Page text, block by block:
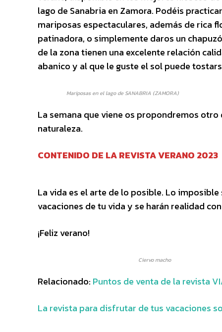
lago de Sanabria en Zamora. Podéis
mariposas espectaculares, además de rica
patinadora, o simplemente daros un
de la zona tienen una excelente relación
abanico y al que le guste el sol puede
Mariposas en el lago de SANABRIA (ZAMORA)
La semana que viene os propondremos
naturaleza.
CONTENIDO DE LA REVISTA VERANO 2023
La vida es el arte de lo posible. Lo
vacaciones de tu vida y se harán realidad
¡Feliz verano!
Ciervo macho
Relacionado: Puntos de venta de la revista
La revista para disfrutar de tus vacaciones